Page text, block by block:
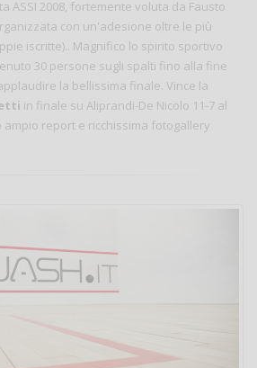
ASSI 2008, fortemente voluta da Fausto
con un'adesione oltre le più
iscritte).. Magnifico lo spirito sportivo
30 persone sugli spalti fino alla fine
la bellissima finale. Vince la
in finale su Aliprandi-De Nicolo 11-7 al
ampio report e ricchissima fotogallery